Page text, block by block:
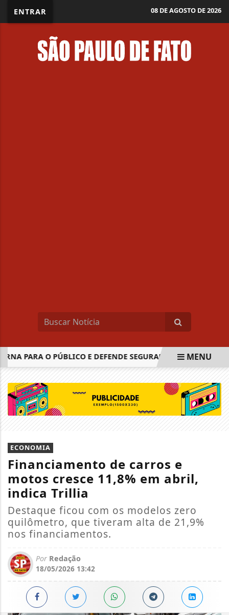
ENTRAR 08 DE AGOSTO DE 2026
PARA O PÚBLICO E DEFENDE SEGURANÇA DO VOTO
MENU
ECONOMIA
Financiamento de carros e
motos cresce 11,8% em abril,
indica Trillia
Destaque ficou com os modelos zero
quilômetro, que tiveram alta de 21,9%
nos financiamentos.
Por Redação
18/05/2026 13:42